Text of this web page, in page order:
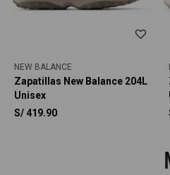
NEW BALANCE
Zapatillas New Balance 204L
Unisex
S/ 419.90